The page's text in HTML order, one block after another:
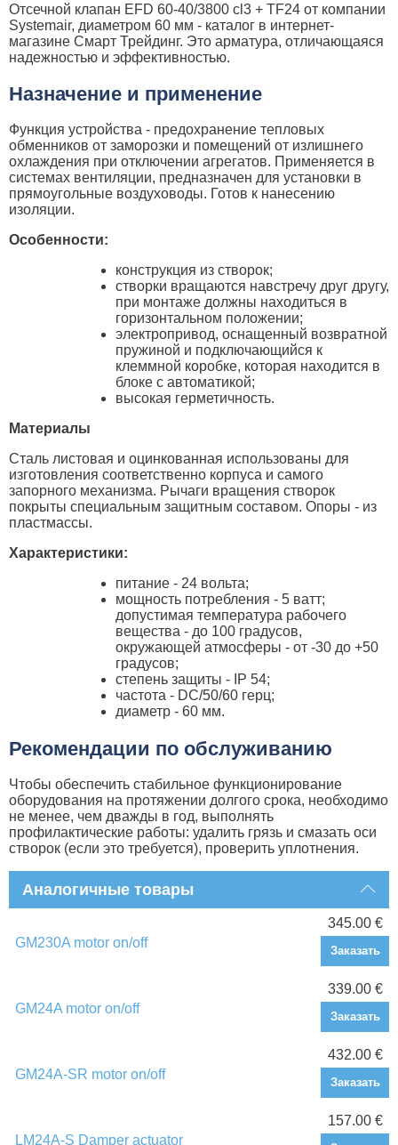
Отсечной клапан EFD 60-40/3800 cl3 + TF24 от компании
Systemair, диаметром 60 мм - каталог в интернет-
магазине Смарт Трейдинг. Это арматура, отличающаяся
надежностью и эффективностью.
Назначение и применение
Функция устройства - предохранение тепловых
обменников от заморозки и помещений от излишнего
охлаждения при отключении агрегатов. Применяется в
системах вентиляции, предназначен для установки в
прямоугольные воздуховоды. Готов к нанесению
изоляции.
Особенности:
конструкция из створок;
створки вращаются навстречу друг другу,
при монтаже должны находиться в
горизонтальном положении;
электропривод, оснащенный возвратной
пружиной и подключающийся к
клеммной коробке, которая находится в
блоке с автоматикой;
высокая герметичность.
Материалы
Сталь листовая и оцинкованная использованы для
изготовления соответственно корпуса и самого
запорного механизма. Рычаги вращения створок
покрыты специальным защитным составом. Опоры - из
пластмассы.
Характеристики:
питание - 24 вольта;
мощность потребления - 5 ватт;
допустимая температура рабочего
вещества - до 100 градусов,
окружающей атмосферы - от -30 до +50
градусов;
степень защиты - IP 54;
частота - DC/50/60 герц;
диаметр - 60 мм.
Рекомендации по обслуживанию
Чтобы обеспечить стабильное функционирование
оборудования на протяжении долгого срока, необходимо
не менее, чем дважды в год, выполнять
профилактические работы: удалить грязь и смазать оси
створок (если это требуется), проверить уплотнения.
Аналогичные товары
GM230A motor on/off
345.00 €
Заказать
GM24A motor on/off
339.00 €
Заказать
GM24A-SR motor on/off
432.00 €
Заказать
LM24A-S Damper actuator
157.00 €